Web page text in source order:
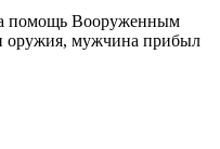
помощь Вооруженным
оружия, мужчина прибыл